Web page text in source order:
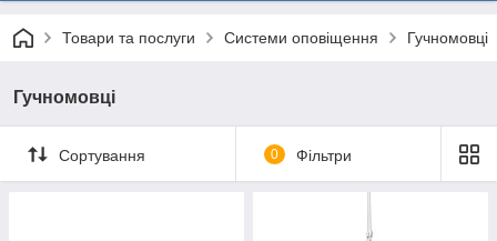
Товари та послуги Системи оповіщення Гучномовці
Гучномовці
Сортування 0 Фільтри